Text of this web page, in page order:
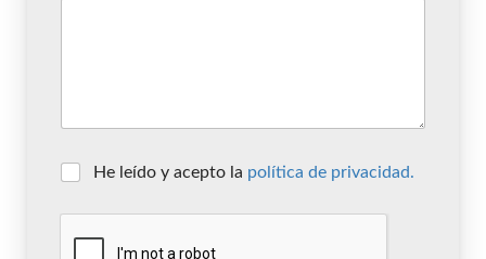
He leído y acepto la política de privacidad.